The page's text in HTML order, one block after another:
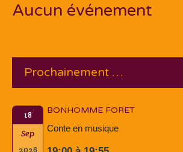
Aucun événement
Prochainement …
18
Sep
BONHOMME FORET
Conte en musique